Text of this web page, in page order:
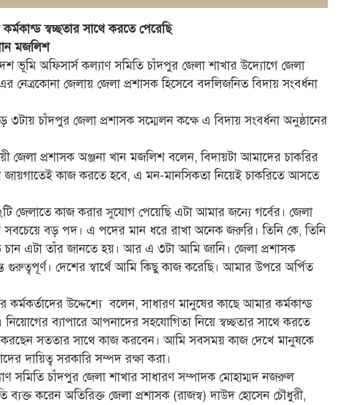
স্বচ্ছতার সাথে করতে পেরেছি
মজলিশ
ভূমি অফিসার্স কল্যাণ সমিতি চাঁদপুর জেলা শাখার উদ্যোগে জেলা
নেত্রকোনা জেলায় জেলা প্রশাসক হিসেবে বদলিজনিত বিদায় সংবর্ধনা
৩টায় চাঁদপুর জেলা প্রশাসক সম্মেলন কক্ষে এ বিদায় সংবর্ধনা অনুষ্ঠানের
জেলা প্রশাসক অঞ্জনা খান মজলিশ বলেন, বিদায়টা আমাদের চাকরির
জায়গাতেই কাজ করতে হবে, এ মন-মানসিকতা নিয়েই চাকরিতে আসতে
জেলাতে কাজ করার সুযোগ পেয়েছি এটা আমার জন্যে গর্বের। জেলা
সবচেয়ে বড় পদ। এ পদের মান ধরে রাখা অনেক জরুরি। তিনি কে, তিনি
চান এটা তাঁর জানতে হয়। আর এ ৩টা আমি জানি। জেলা প্রশাসক
গুরুত্বপূর্ণ। দেশের স্বার্থে আমি কিছু কাজ করেছি। আমার উপরে অর্পিত
কর্মকর্তাদের উদ্দেশ্যে বলেন, সাধারণ মানুষের কাছে আমার কর্মকান্ড
নিয়োগের ব্যাপারে আপনাদের সহযোগিতা নিয়ে স্বচ্ছতার সাথে করতে
করছেন সততার সাথে কাজ করবেন। আমি সবসময় কাজ দেখে মানুষকে
দায়িত্ব সরকারি সম্পদ রক্ষা করা।
সমিতি চাঁদপুর জেলা শাখার সাধারণ সম্পাদক মোহাম্মদ নজরুল
করেন অতিরিক্ত জেলা প্রশাসক (রাজস্ব) দাউদ হোসেন চৌধুরী,